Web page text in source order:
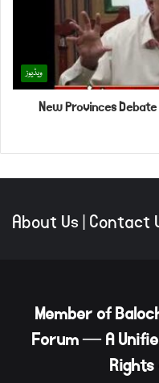
ویڈیوز
New Provinces
About Us|Contact
Member of
Forum — A